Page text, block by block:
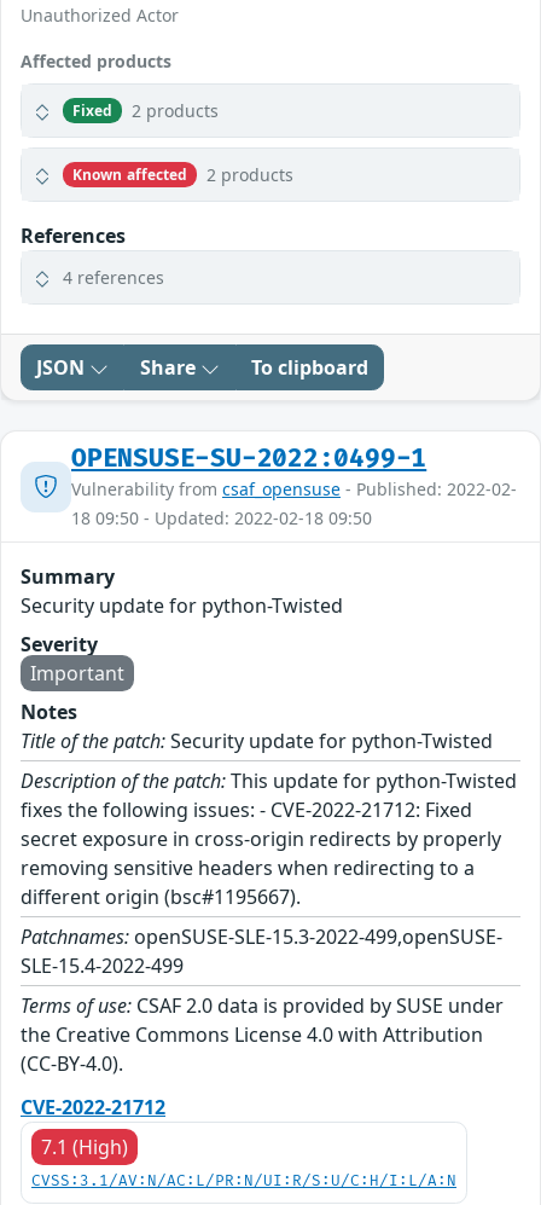
Unauthorized Actor
Affected products
Fixed 2 products
Known affected 2 products
References
4 references
JSON Share To clipboard
OPENSUSE-SU-2022:0499-1
Vulnerability from csaf_opensuse - Published: 2022-02-
18 09:50 - Updated: 2022-02-18 09:50
Summary
Security update for python-Twisted
Severity
Important
Notes
Title of the patch:Security update for python-Twisted
Description of the patch:This update for python-Twisted
fixes the following issues: - CVE-2022-21712: Fixed
secret exposure in cross-origin redirects by properly
removing sensitive headers when redirecting to a
different origin (bsc#1195667).
Patchnames: openSUSE-SLE-15.3-2022-499,openSUSE-
SLE-15.4-2022-499
Terms of use: CSAF 2.0 data is provided by SUSE under
the Creative Commons License 4.0 with Attribution
(CC-BY-4.0).
CVE-2022-21712
7.1 (High)
CVSS:3.1/AV:N/AC:L/PR:N/UI:R/S:U/C:H/I:L/A:N